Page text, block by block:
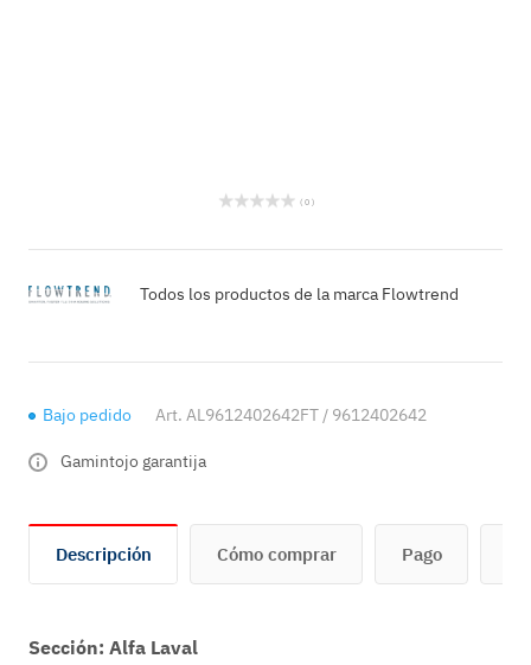
( 0 )
Todos los productos de la marca Flowtrend
Bajo pedido Art. AL9612402642FT / 9612402642
Gamintojo garantija
Descripción Cómo comprar Pago
Sección: Alfa Laval